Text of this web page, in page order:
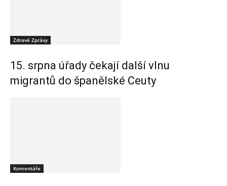
Zdravé Zprávy
15. srpna úřady čekají další vlnu
migrantů do španělské Ceuty
Komentáře